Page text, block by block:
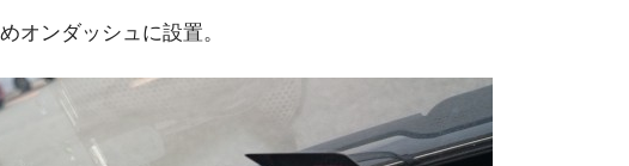
オンダッシュに設置。